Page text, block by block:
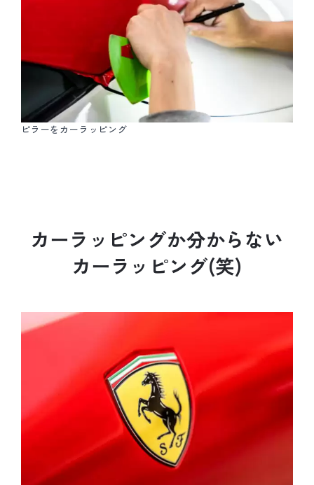
ピラーをカーラッピング
カーラ ッ ピングか分からない
カーラ ッ ピング(笑)